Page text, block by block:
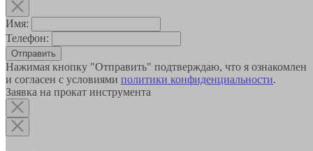
Имя:
Телефон:
Отправить
Нажимая кнопку "Отправить" подтверждаю, что я ознакомлен
и согласен с условиями политики конфиденциальности.
Заявка на прокат инструмента